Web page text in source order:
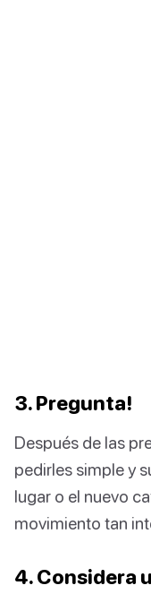
3. Pregunta!
Después de las
pedirles simple y
lugar o el nuevo
movimiento tan
4. Considera